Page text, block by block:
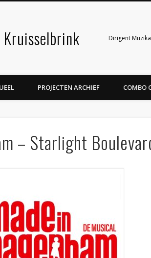
Kruisselbrink Dirigent
PROJECTEN ARCHIEF COMBO
– Starlight